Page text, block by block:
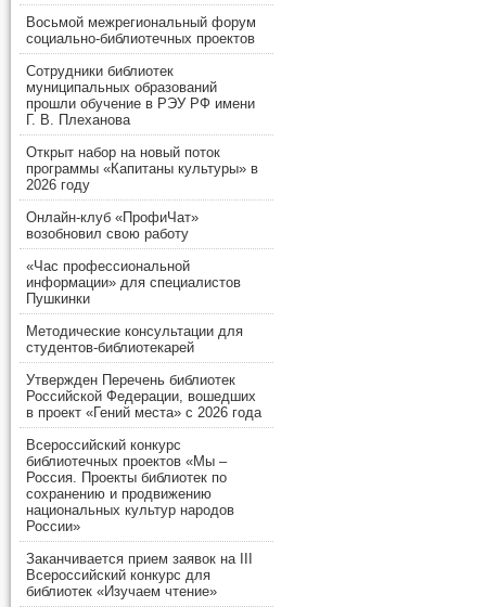
Восьмой межрегиональный форум
социально-библиотечных проектов
Сотрудники библиотек
муниципальных образований
прошли обучение в РЭУ РФ имени
Г. В. Плеханова
Открыт набор на новый поток
программы «Капитаны культуры» в
2026 году
Онлайн-клуб «ПрофиЧат»
возобновил свою работу
«Час профессиональной
информации» для специалистов
Пушкинки
Методические консультации для
студентов-библиотекарей
Утвержден Перечень библиотек
Российской Федерации, вошедших
в проект «Гений места» с 2026 года
Всероссийский конкурс
библиотечных проектов «Мы –
Россия. Проекты библиотек по
сохранению и продвижению
национальных культур народов
России»
Заканчивается прием заявок на III
Всероссийский конкурс для
библиотек «Изучаем чтение»